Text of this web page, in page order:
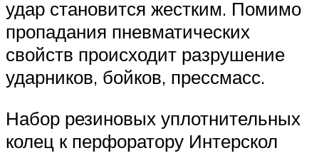
удар становится жестким. Помимо
пропадания пневматических
свойств происходит разрушение
ударников, бойков, прессмасс.
Набор резиновых уплотнительных
колец к перфоратору Интерскол